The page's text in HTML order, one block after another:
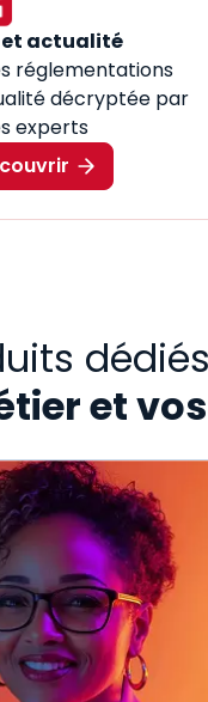
et actualité
réglementations
décryptée par
experts
et